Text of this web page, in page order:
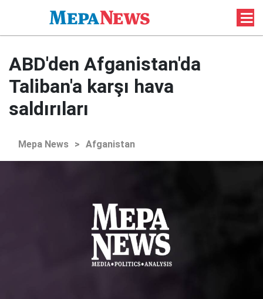
ABD'den Afganistan'da
Taliban'a karşı hava
saldırıları
Mepa News > Afganistan